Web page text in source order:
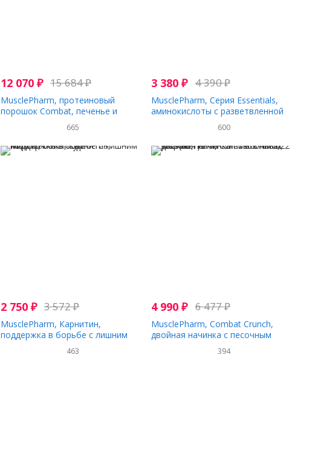
12 070 ₽ 15 684₽
MusclePharm, протеиновый
порошок Combat, печенье и
сливки, 4 фунта (1814 г)
665
3 380₽ 4 390₽
MusclePharm, Серия Essentials,
аминокислоты с разветвленной
цепью (BCAA), арбуз, 216 г (0,48
600
2 750 ₽ 3 572₽
MusclePharm, Карнитин,
поддержка в борьбе с лишним
жиром, 60 капсул463
4 990₽ 6 477₽
MusclePharm, Combat Crunch,
двойная начинка с песочным
тестом, 12 батончиков по 2,22
394